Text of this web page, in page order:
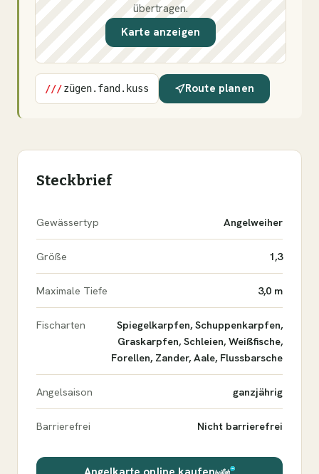
übertragen.
Karte anzeigen
///zügen.fand.kuss Route planen
Steckbrief
Gewässertyp Angelweiher
Größe 1,3
Maximale Tiefe 3,0 m
Fischarten
Spiegelkarpfen, Schuppenkarpfen,
Graskarpfen, Schleien, Weißfische,
Forellen, Zander, Aale, Flussbarsche
Angelsaison ganzjährig
Barrierefrei Nicht barrierefrei